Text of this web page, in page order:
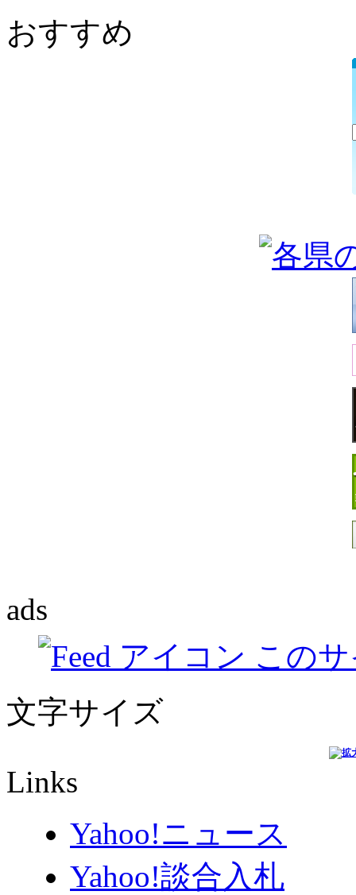
おすすめ
ads
この
文字サイズ
Links
Yahoo!ニュース
Yahoo!談合入札